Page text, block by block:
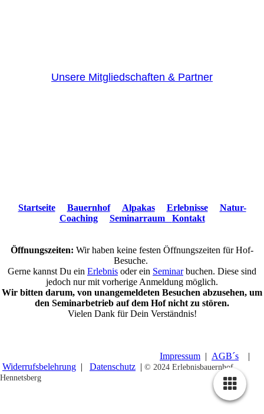
Unsere Mitgliedschaften & Partner
Startseite Bauernhof Alpakas Erlebnisse
Natur-
Coaching
Seminarraum Kontakt
Öffnungszeiten: Wir haben keine festen Öffnungszeiten für Hof-
Besuche.
Gerne kannst Du ein Erlebnis oder ein Seminarbuchen. Diese sind
jedoch nur mit vorherige Anmeldung möglich.
Wir bitten darum, von unangemeldeten Besuchen abzusehen, um
den Seminarbetrieb auf dem Hof nicht zu stören.
Vielen Dank für Dein Verständnis!
Impressum | AGB´s |
Widerrufsbelehrung | Datenschutz | © 2024 Erlebnisbauernhof
Hennetsberg